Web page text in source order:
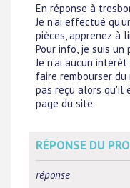
En réponse à
Je n'ai effectué
pièces, apprenez à
Pour info, je suis
Je n'ai aucun
faire rembourser
pas reçu alors qu'il
page du site.
RÉPONSE DU
réponse